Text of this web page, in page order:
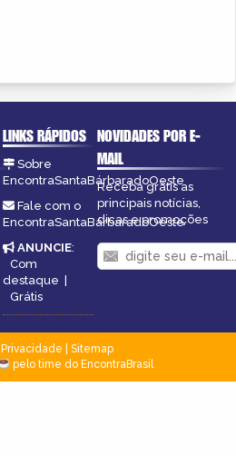
LINKS RÁPIDOS
Sobre
EncontraSantaBárbaradoOeste
Fale com o
EncontraSantaBárbaradoOeste
ANUNCIE:
Com
destaque |
Grátis
NOVIDADES POR E-
MAIL
Receba grátis as
principais notícias,
dicas e promoções
Privacidade
Sitemap
pelo time do EncontraBrasil